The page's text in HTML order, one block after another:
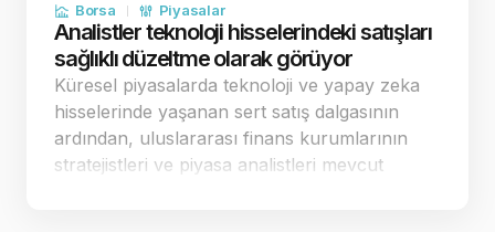
Borsa Piyasalar
Analistler teknoloji hisselerindeki satışları
sağlıklı düzeltme olarak görüyor
Küresel piyasalarda teknoloji ve yapay zeka
hisselerinde yaşanan sert satış dalgasının
ardından, uluslararası finans kurumlarının
stratejistleri ve piyasa analistleri mevcut